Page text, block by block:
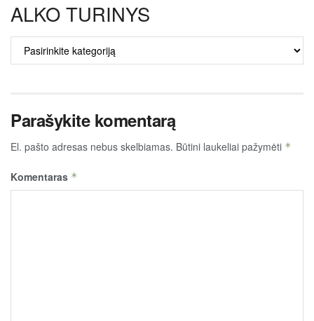
ALKO TURINYS
TURINYS
Parašykite komentarą
El. pašto adresas nebus skelbiamas. Būtini laukeliai pažymėti *
Komentaras *